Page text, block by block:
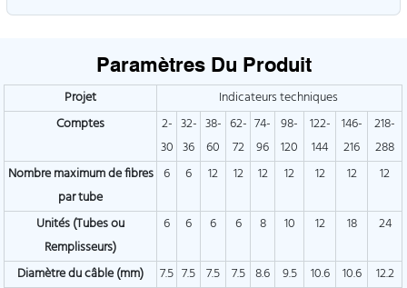
Paramètres Du Produit
Projet
Indicateurs techniques
Comptes
2-
30
32-
36
38-
60
62-
72
74-
96
98-
120
122-
144
146-
216
218-
288
Nombre maximum de fibres
par tube
6 6 12 12 12 12 12 12 12
Unités (Tubes ou
Remplisseurs)
6 6 6 6 8 10 12 18 24
Diamètre du câble (mm) 7.5 7.5 7.5 7.5 8.6 9.5 10.6 10.6
12.2